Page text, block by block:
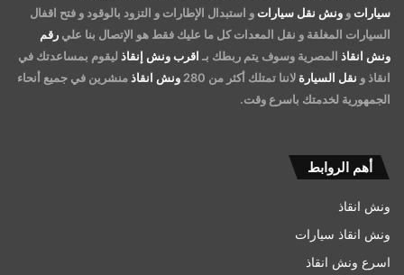
سيارات و ونش نقل سيارات و استبدال الإطارات و التزود بالوقود و فتح اقفال
السيارات المغلقة و نقل المعدات كل ما عليك فقط هو الإتصال بنا علي رقم
ونش انقاذ المصرية وسوف يتم ربطك بـ اقرب ونش إنقاذ ليقوم بمساعدتك في
انقاذ و نقل السيارة لاننا تمتلك أكثر من 280 ونش انقاذمنشرين في جميع أنحاء
الجمهورية لخدمتك باسرع وقت.
أهم الروابط
ونش انقاذ
ونش انقاذ سيارات
اسرع ونش انقاذ